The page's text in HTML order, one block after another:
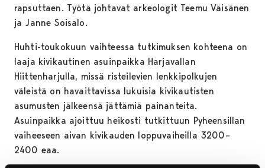
rapsuttaen. Työtä johtavat arkeologit Teemu Väisänen
ja Janne Soisalo.
Huhti-toukokuun vaihteessa tutkimuksen kohteena on
laaja kivikautinen asuinpaikka Harjavallan
Hiittenharjulla, missä risteilevien lenkkipolkujen
väleistä on havaittavissa lukuisia kivikautisten
asumusten jälkeensä jättämiä painanteita.
Asuinpaikka ajoittuu heikosti tutkittuun Pyheensillan
vaiheeseen aivan kivikauden loppuvaiheilla 3200–
2400 eaa.